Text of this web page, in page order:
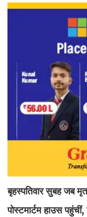
बृहस्पतिवार सुबह जब
पोस्टमार्टम हाउस